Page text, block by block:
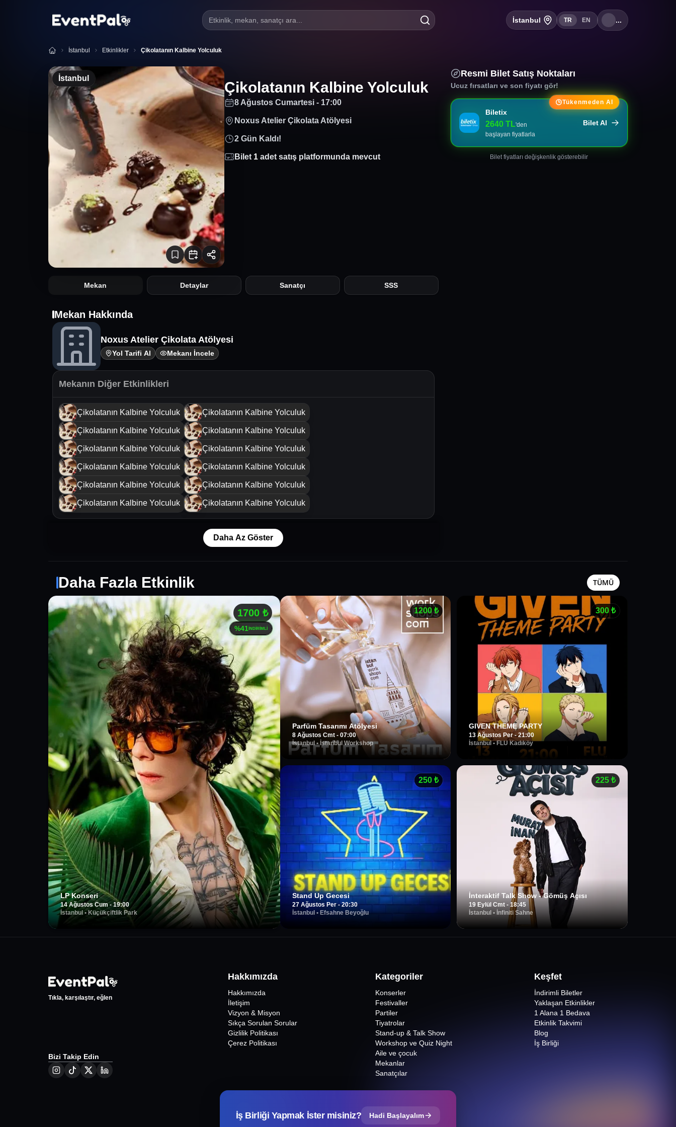
Etkinlik, mekan, sanatçı ara... İstanbul TR EN ...
İstanbul Etkinlikler Çikolatanın Kalbine Yolculuk
İstanbul
Çikolatanın Kalbine Yolculuk
8 Ağustos Cumartesi - 17:00
Noxus Atelier Çikolata Atölyesi
2 Gün Kaldı!
Bilet 1 adet satış platformunda mevcut
Mekan Detaylar Sanatçı SSS
Mekan Hakkında
Noxus Atelier Çikolata Atölyesi
Yol Tarifi Al Mekanı İncele
Mekanın Diğer Etkinlikleri
Çikolatanın Kalbine Yolculuk Çikolatanın Kalbine Yolculuk
Çikolatanın Kalbine Yolculuk Çikolatanın Kalbine Yolculuk
Çikolatanın Kalbine Yolculuk Çikolatanın Kalbine Yolculuk
Çikolatanın Kalbine Yolculuk Çikolatanın Kalbine Yolculuk
Çikolatanın Kalbine Yolculuk Çikolatanın Kalbine Yolculuk
Çikolatanın Kalbine Yolculuk Çikolatanın Kalbine Yolculuk
Daha Az Göster
Resmi Bilet Satış Noktaları
Ucuz fırsatları ve son fiyatı gör!
Tükenmeden Al
Biletix
2640TL'den
başlayan fiyatlarla
Bilet Al
Bilet fiyatları değişkenlik gösterebilir
Daha Fazla Etkinlik TÜMÜ
1700₺
%41İNDİRİMLİ
LP Konseri
14 Ağustos Cum - 19:00
İstanbul •Küçükçiftlik Park
1200₺
Parfüm Tasarımı Atölyesi
8 Ağustos Cmt - 07:00
İstanbul•İstanbul Workshop
300₺
GIVEN THEME PARTY
13 Ağustos Per - 21:00
İstanbul•FLU Kadıköy
250 ₺
Stand Up Gecesi
27 Ağustos Per - 20:30
İstanbul • Efsahne Beyoğlu
225₺
İnteraktif Talk Show - Gömüş Açısı
19 Eylül Cmt - 18:45
İstanbul • İnfiniti Sahne
Tıkla, karşılaştır, eğlen
Bizi Takip Edin
Hakkımızda
Hakkımızda
İletişim
Vizyon & Misyon
Sıkça Sorulan Sorular
Gizlilik Politikası
Çerez Politikası
Kategoriler
Konserler
Festivaller
Partiler
Tiyatrolar
Stand-up & Talk Show
Workshop ve Quiz Night
Aile ve çocuk
Mekanlar
Sanatçılar
Keşfet
İndirimli Biletler
Yaklaşan Etkinlikler
1 Alana 1 Bedava
Etkinlik Takvimi
Blog
İş Birliği
İş Birliği Yapmak İster misiniz? Hadi Başlayalım